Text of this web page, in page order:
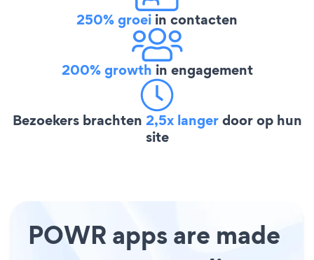
250% groei in contacten
200% growth in engagement
Bezoekers brachten 2,5x langerdoor op hun
site
POWR apps are made